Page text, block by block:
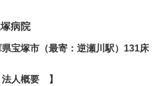
病院
宝塚市（最寄：逆瀬川駅）131床
人概要 】